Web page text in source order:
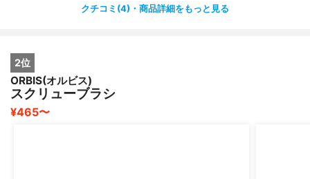
眉頭が濃すぎると、キツい印象になりがちなので、ボカし
クチコミ(4)・商品詳細をもっと見る
2位
ORBIS(オルビス)
スクリューブラシ
¥465〜